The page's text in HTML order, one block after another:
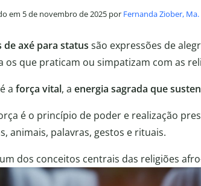
em 5 de novembro de 2025 por Fernanda Ziober, Ma.
de axé para status são expressões de
os que praticam ou simpatizam com as
é a força vital, a energia sagrada que
é o princípio de poder e realização
animais, palavras, gestos e rituais.
dos conceitos centrais das religiões